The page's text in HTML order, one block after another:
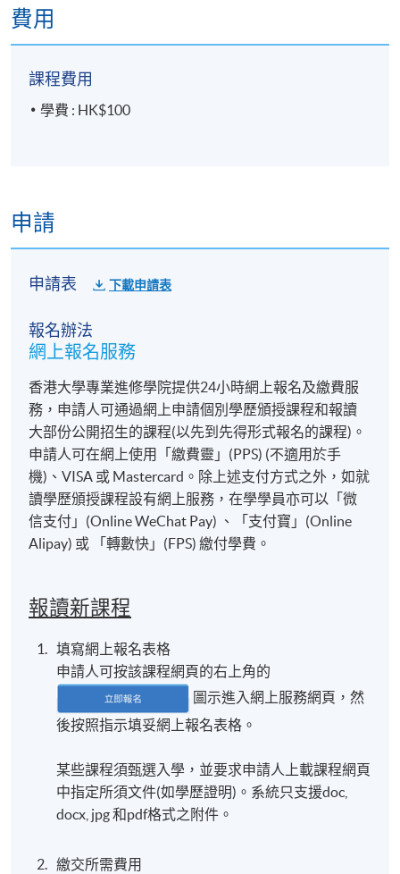
費用
課程費用
學費 : HK$100
申請
申請表 下載申請表
報名辦法
網上報名服務
香港大學專業進修學院提供24小時網上報名及繳費服
務，申請人可通過網上申請個別學歷頒授課程和報讀
大部份公開招生的課程(以先到先得形式報名的課程)。
申請人可在網上使用「繳費靈」(PPS) (不適用於手
機)、VISA 或 Mastercard。除上述支付方式之外，如就
讀學歷頒授課程設有網上服務，在學學員亦可以「微
信支付」(Online WeChat Pay) 、「支付寶」(Online
Alipay) 或 「轉數快」(FPS) 繳付學費。
報讀新課程
填寫網上報名表格
申請人可按該課程網頁的右上角的
圖示進入網上服務網頁，然
後按照指示填妥網上報名表格。
某些課程須甄選入學，並要求申請人上載課程網頁
中指定所須文件(如學歷證明)。系統只支援doc,
docx, jpg 和pdf格式之附件。
繳交所需費用